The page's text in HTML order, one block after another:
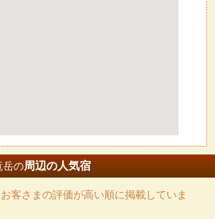
岳の周辺の人気宿
客さまの評価が高い順に掲載していま